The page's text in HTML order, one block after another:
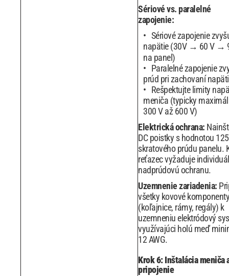
Sériové vs. paralelné
zapojenie:
Sériové zapojenie
napätie (30V → 60 V →
na panel)
Paralelné zapojenie
prúd pri zachovaní
Rešpektujte limity
meniča (typicky
300 V až 600 V)
Elektrická ochrana:
DC poistky s hodnotou
skratového prúdu panelu.
reťazec vyžaduje
nadprúdovú ochranu.
Uzemnenie zariadenia:
všetky kovové komponenty
(koľajnice, rámy, regály) k
uzemneniu elektródový
využívajúci holú meď
12 AWG.
Krok 6: Inštalácia meniča
pripojenie